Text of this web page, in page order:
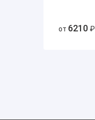
от 6210 ₽